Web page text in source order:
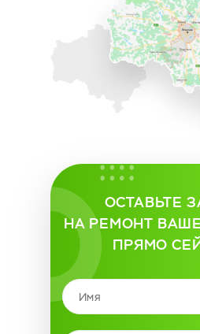
ОСТАВЬТЕ
НА РЕМОНТ
ПРЯМО